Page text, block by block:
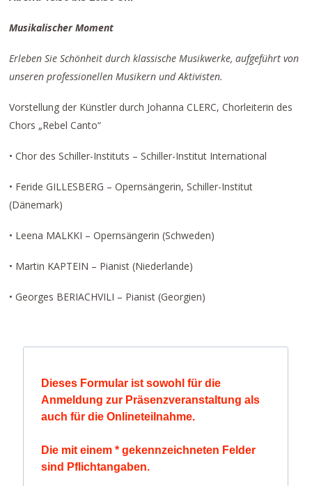
Musikalischer Moment
Erleben Sie Schönheit durch klassische Musikwerke, aufgeführt von
unseren professionellen Musikern und Aktivisten.
Vorstellung der Künstler durch Johanna CLERC, Chorleiterin des
Chors „Rebel Canto“
• Chor des Schiller-Instituts – Schiller-Institut International
• Feride GILLESBERG – Opernsängerin, Schiller-Institut
(Dänemark)
• Leena MALKKI – Opernsängerin (Schweden)
• Martin KAPTEIN – Pianist (Niederlande)
• Georges BERIACHVILI – Pianist (Georgien)